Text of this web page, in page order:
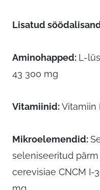
Lisatud
Aminohapped: L-
43 300 mg
Vitamiinid:Vitamiin
Mikroelemendid:
seleniseeritud
cerevisiae CNCM I-